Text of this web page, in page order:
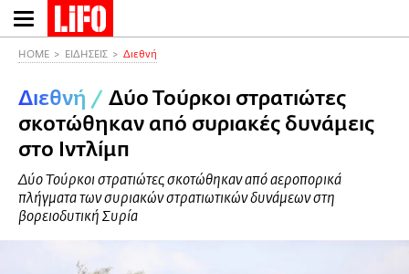
Παράκαμψη
προς
περιεχόμενο
HOME ΕΙΔΗΣΕΙΣ Διεθνή
Διεθνή / Δύο Τούρκοι στρατιώτες
σκοτώθηκαν από συριακές δυνάμεις
στο Ιντλίμπ
Δύο Τούρκοι στρατιώτες σκοτώθηκαν από αεροπορικά
πλήγματα των συριακών στρατιωτικών δυνάμεων στη
βορειοδυτική Συρία